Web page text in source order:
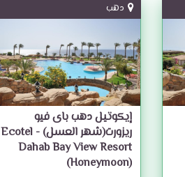
دهب
إيكوتيل دهب باى فيو
ريزورت(شهر العسل) - Ecotel
Dahab Bay View Resort
(Honeymoon)